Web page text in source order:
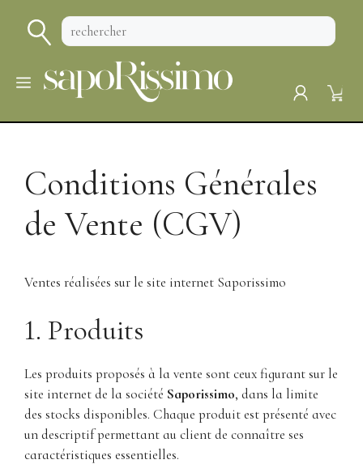
MENU
Conditions Générales
de Vente (CGV)
Ventes réalisées sur le site internet Saporissimo
1. Produits
Les produits proposés à la vente sont ceux figurant sur le
site internet de la société Saporissimo, dans la limite
des stocks disponibles. Chaque produit est présenté avec
un descriptif permettant au client de connaître ses
caractéristiques essentielles.